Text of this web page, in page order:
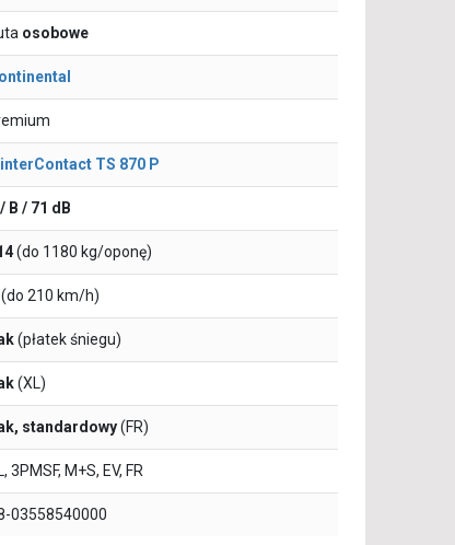
osobowe
TS 870 P
/ B / 71 dB
(do 1180 kg/oponę)
(do 210 km/h)
(płatek śniegu)
(XL)
standardowy(FR)
3PMSF, M+S, EV, FR
03558540000